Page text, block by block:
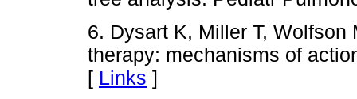
6. Dysart K, Miller T, Wolfson
therapy: mechanisms of
[ Links ]